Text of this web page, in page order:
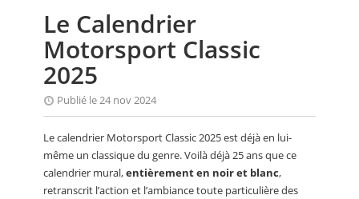
ANNUAIRES
PETITES ANNONCES
Le Calendrier
Motorsport Classic
2025
Publié le 24 nov 2024
Le calendrier Motorsport Classic 2025 est déjà en lui-
même un classique du genre. Voilà déjà 25 ans que ce
calendrier mural,entièrement en noir et blanc,
retranscrit l’action et l’ambiance toute particulière des